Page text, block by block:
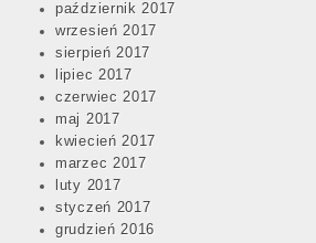
październik 2017
wrzesień 2017
sierpień 2017
lipiec 2017
czerwiec 2017
maj 2017
kwiecień 2017
marzec 2017
luty 2017
styczeń 2017
grudzień 2016